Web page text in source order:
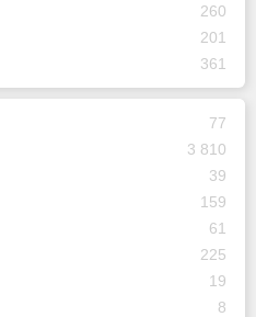
260
201
361
77
3 810
39
159
61
225
19
8